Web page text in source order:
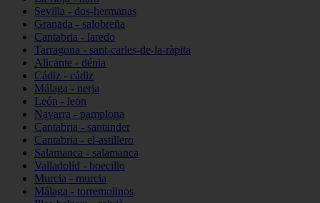
Sevilla - dos-hermanas
Granada - salobreña
Cantabria - laredo
Tarragona - sant-carles-de-la-ràpita
Alicante - dénia
Cádiz - cádiz
Málaga - nerja
León - león
Navarra - pamplona
Cantabria - santander
Cantabria - el-astillero
Salamanca - salamanca
Valladolid - boecillo
Murcia - murcia
Málaga - torremolinos